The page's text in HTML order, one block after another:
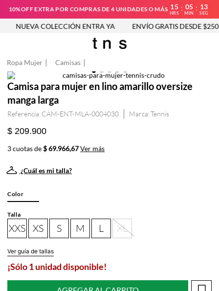
10%OFF EXTRA POR COMPRAS DE 4 UNIDADES O MÁS 15
HRS
: 05
MIN
: 13
SEG
NUEVA COLECCIÓN ENTRA YA ENVÍO GRATIS DESDE
Ropa Mujer Camisas
Camisa para mujer en lino amarillo oversize
manga larga
Referencia: CAM-ENT-MLA-0004030 Tennis
$ 209.900
3 cuotas de$ 69.966,67Ver más
¿Cuál es mi talla?
Color
Talla
XXS XS S M L XL
Ver guía de tallas
¡Sólo 1 unidad disponible!